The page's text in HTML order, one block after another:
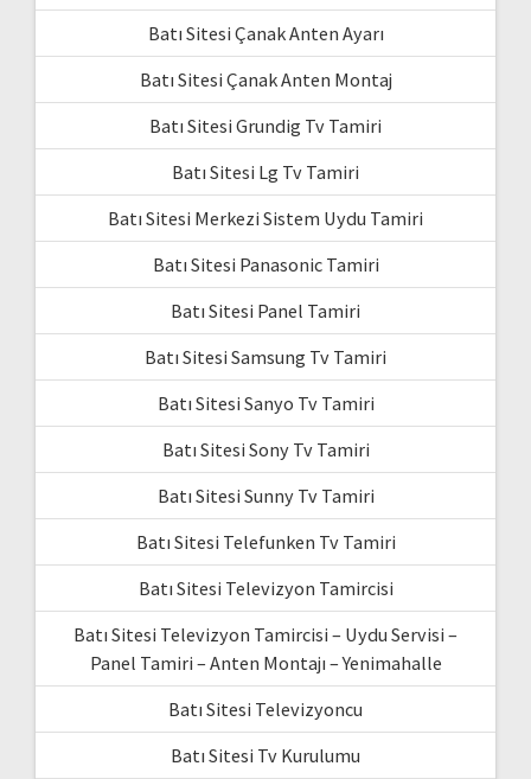
Batı Sitesi Çanak Anten Ayarı
Batı Sitesi Çanak Anten Montaj
Batı Sitesi Grundig Tv Tamiri
Batı Sitesi Lg Tv Tamiri
Batı Sitesi Merkezi Sistem Uydu Tamiri
Batı Sitesi Panasonic Tamiri
Batı Sitesi Panel Tamiri
Batı Sitesi Samsung Tv Tamiri
Batı Sitesi Sanyo Tv Tamiri
Batı Sitesi Sony Tv Tamiri
Batı Sitesi Sunny Tv Tamiri
Batı Sitesi Telefunken Tv Tamiri
Batı Sitesi Televizyon Tamircisi
Batı Sitesi Televizyon Tamircisi – Uydu Servisi –
Panel Tamiri – Anten Montajı – Yenimahalle
Batı Sitesi Televizyoncu
Batı Sitesi Tv Kurulumu